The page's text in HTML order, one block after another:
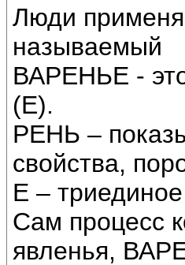
Люди
называемый
ВАРЕНЬЕ -
(Е).
РЕНЬ –
свойства,
Е –
Сам процесс
явленья,